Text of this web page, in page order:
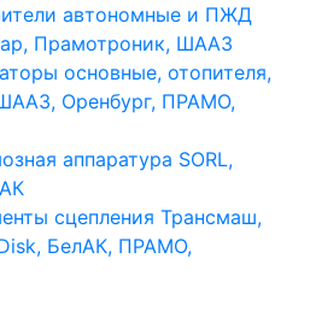
автономные и ПЖД
Прамотроник, ШААЗ
основные, отопителя,
Оренбург, ПРАМО,
аппаратура SORL,
сцепления Трансмаш,
БелАК, ПРАМО,